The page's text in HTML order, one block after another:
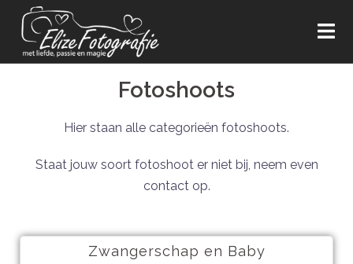
Fotoshoots
Hier staan alle categorieën fotoshoots.
Staat jouw soort fotoshoot er niet bij, neem even
contact op.
Zwangerschap en Baby